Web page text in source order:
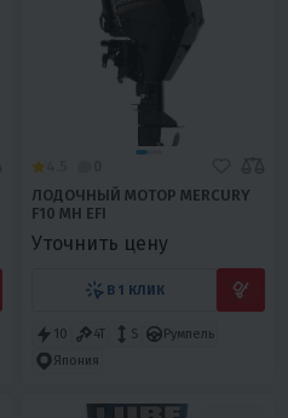
ЛОДОЧНЫЙ МОТОР MERCURY
F10 MH EFI
Уточнить цену
В 1 КЛИК
10 4T S
Румпель
Япония